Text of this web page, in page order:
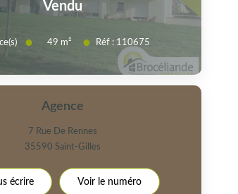
Vendu
49 m² Réf : 110675
Agence
7 Rue De Rennes
35590 Saint-Gilles
écrire Voir le numéro